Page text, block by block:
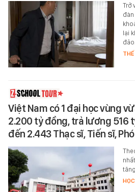
Trở
lại
đảo…
Việt Nam có 1 đại học vùng
2.200 tỷ đồng, trả lương 516
đến 2.443 Thạc sĩ, Tiến sĩ,